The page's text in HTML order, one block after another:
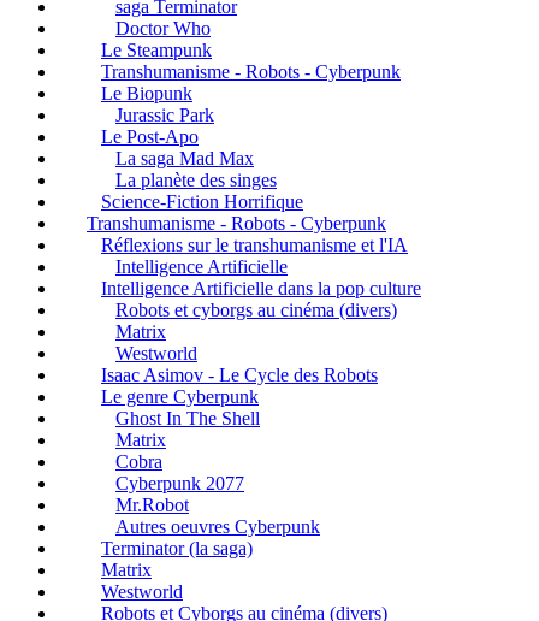
saga Terminator
Doctor Who
Le Steampunk
Transhumanisme - Robots - Cyberpunk
Le Biopunk
Jurassic Park
Le Post-Apo
La saga Mad Max
La planète des singes
Science-Fiction Horrifique
Transhumanisme - Robots - Cyberpunk
Réflexions sur le transhumanisme et l'IA
Intelligence Artificielle
Intelligence Artificielle dans la pop culture
Robots et cyborgs au cinéma (divers)
Matrix
Westworld
Isaac Asimov - Le Cycle des Robots
Le genre Cyberpunk
Ghost In The Shell
Matrix
Cobra
Cyberpunk 2077
Mr.Robot
Autres oeuvres Cyberpunk
Terminator (la saga)
Matrix
Westworld
Robots et Cyborgs au cinéma (divers)